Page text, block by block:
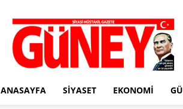
Gazete
Güney
ANASAYFA SIYASET EKONOMI